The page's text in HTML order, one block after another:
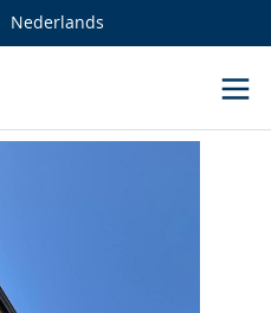
Nederlands